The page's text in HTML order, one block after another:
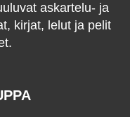
askartelu- ja
kirjat, lelut ja pelit